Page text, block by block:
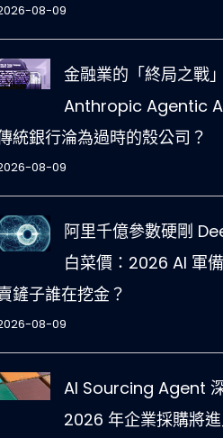
08-09
金融業的「終局之戰
Anthropic Agentic
統銀行淪為過時的殼公司？
08-09
阿里千億參數硬剛
白菜價：2026 AI 軍
鏟子誰在挖金？
08-09
AI Sourcing Agent
2026 年企業採購將